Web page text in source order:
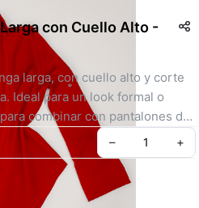
con Cuello Alto -
larga, con cuello alto y corte
Ideal para un look formal o
combinar con pantalones de
– +